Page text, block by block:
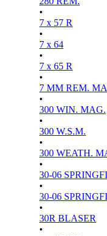
•
7 x 57 R
•
7 x 64
•
7 x 65 R
•
7 MM REM.
•
300 WIN. MAG.
•
300 W.S.M.
•
300 WEATH.
•
30-06
•
30-06
•
30R BLASER
•